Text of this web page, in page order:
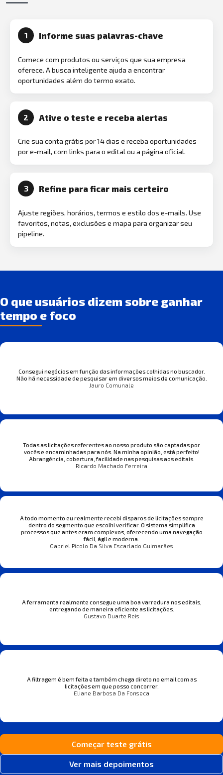
1 Informe suas palavras-chave
Comece com produtos ou serviços que sua empresa
oferece. A busca inteligente ajuda a encontrar
oportunidades além do termo exato.
2 Ative o teste e receba alertas
Crie sua conta grátis por 14 dias e receba oportunidades
por e-mail, com links para o edital ou a página oficial.
3 Refine para ficar mais certeiro
Ajuste regiões, horários, termos e estilo dos e-mails. Use
favoritos, notas, exclusões e mapa para organizar seu
pipeline.
O que usuários dizem sobre ganhar
tempo e foco
Consegui negócios em função das informações colhidas no buscador.
Não há necessidade de pesquisar em diversos meios de comunicação.
Jauro Comunale
Todas as licitações referentes ao nosso produto são captadas por
vocês e encaminhadas para nós. Na minha opinião, está perfeito!
Abrangência, cobertura, facilidade nas pesquisas aos editais.
Ricardo Machado Ferreira
A todo momento eu realmente recebi disparos de licitações sempre
dentro do segmento que escolhi verificar. O sistema simplifica
processos que antes eram complexos, oferecendo uma navegação
fácil, ágil e moderna.
Gabriel Picolo Da Silva Escarlado Guimarães
A ferramenta realmente consegue uma boa varredura nos editais,
entregando de maneira eficiente as licitações.
Gustavo Duarte Reis
A filtragem é bem feita e também chega direto no email com as
licitações em que posso concorrer.
Eliane Barbosa Da Fonseca
Começar teste grátis
Ver mais depoimentos